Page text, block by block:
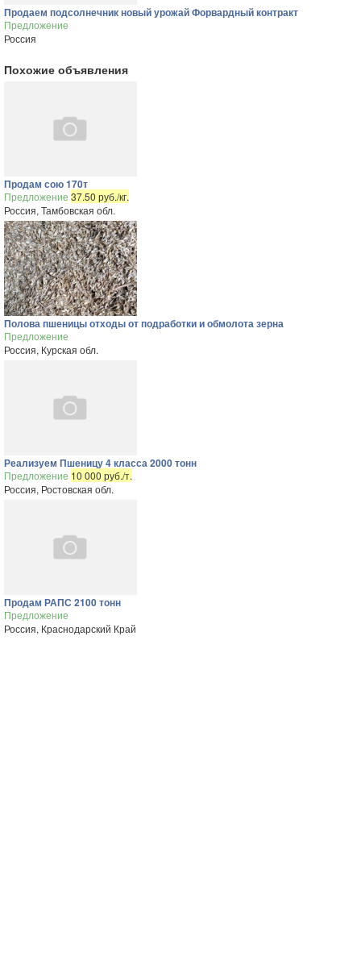
Продаем подсолнечник новый урожай Форвардный контракт
Предложение
Россия
Похожие объявления
Продам сою 170т
Предложение 37.50 руб./кг.
Россия, Тамбовская обл.
Полова пшеницы отходы от подработки и обмолота зерна
Предложение
Россия, Курская обл.
Реализуем Пшеницу 4 класса 2000 тонн
Предложение 10 000 руб./т.
Россия, Ростовская обл.
Продам РАПС 2100 тонн
Предложение
Россия, Краснодарский Край